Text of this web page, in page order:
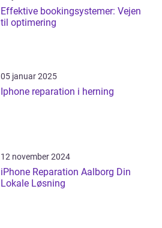
Effektive bookingsystemer: Vejen
til optimering
05 januar 2025
Iphone reparation i herning
12 november 2024
iPhone Reparation Aalborg Din
Lokale Løsning